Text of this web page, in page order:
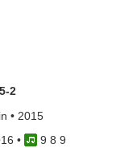
2
• 2015
•
9 8 9